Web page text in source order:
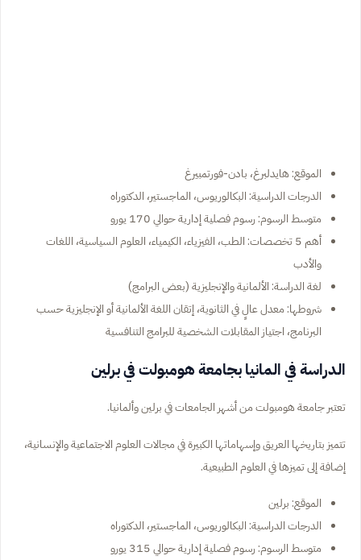
الموقع: هايدلبرغ، بادن-فورتمبيرغ
الدرجات الدراسية: البكالوريوس، الماجستير، الدكتوراه
متوسط الرسوم: رسوم فصلية إدارية حوالي 170 يورو
أهم 5 تخصصات: الطب، الفيزياء، الكيمياء، العلوم السياسية، اللغات
والأدب
لغة الدراسة: الألمانية والإنجليزية (بعض البرامج)
شروطها: معدل عالٍ في الثانوية، إتقان اللغة الألمانية أو الإنجليزية حسب
البرنامج، اجتياز المقابلات الشخصية للبرامج التنافسية
الدراسة في المانيا بجامعة هومبولت في برلين
تعتبر جامعة هومبولت من أشهر الجامعات في برلين وألمانيا.
تتميز بتاريخها العريق وإسهاماتها الكبيرة في مجالات العلوم الاجتماعية والإنسانية،
إضافة إلى تميزها في العلوم الطبيعية.
الموقع: برلين
الدرجات الدراسية: البكالوريوس، الماجستير، الدكتوراه
متوسط الرسوم: رسوم فصلية إدارية حوالي 315 يورو